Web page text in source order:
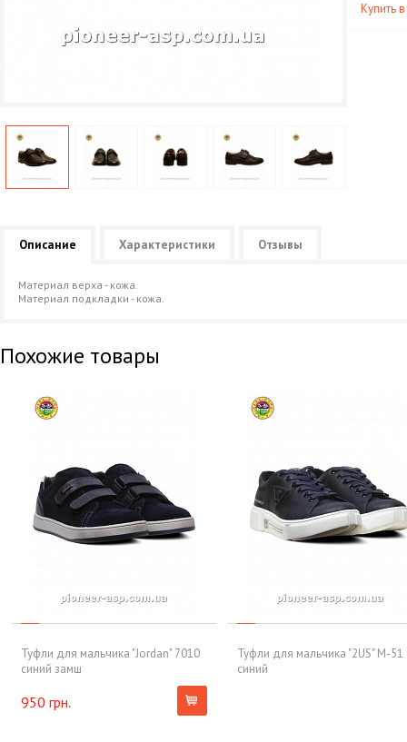
Купить
Описание Характеристики Отзывы
Материал верха - кожа.
Материал подкладки - кожа.
Похожие товары
Туфли для мальчика "Jordan" 7010
синий замш
950 грн.
Туфли для мальчика "2US" M-51
синий